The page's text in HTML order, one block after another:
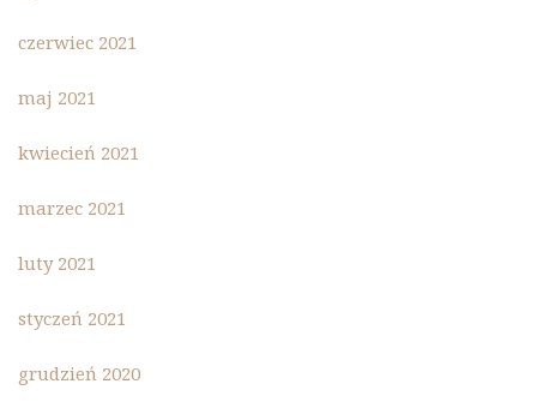
czerwiec 2021
maj 2021
kwiecień 2021
marzec 2021
luty 2021
styczeń 2021
grudzień 2020